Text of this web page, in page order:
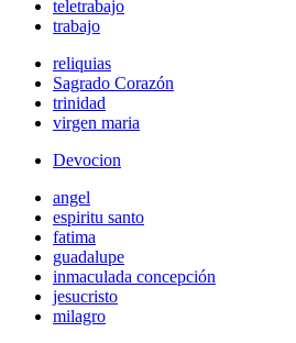
teletrabajo
trabajo
reliquias
Sagrado Corazón
trinidad
virgen maria
Devocion
angel
espiritu santo
fatima
guadalupe
inmaculada concepción
jesucristo
milagro